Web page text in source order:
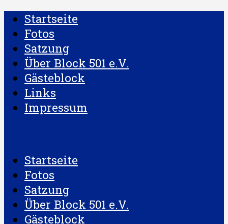
Startseite
Fotos
Satzung
Über Block 501 e.V.
Gästeblock
Links
Impressum
Startseite
Fotos
Satzung
Über Block 501 e.V.
Gästeblock